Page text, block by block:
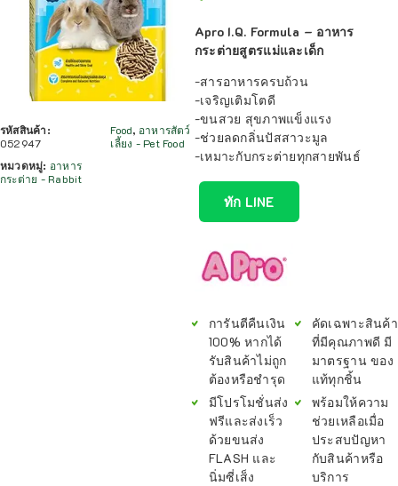
รหัสสินค้า:
052947
หมวดหมู่: อาหาร
กระต่าย - Rabbit
Food, อาหารสัตว์
เลี้ยง - Pet Food
Apro I.Q. Formula – อาหาร
กระต่ายสูตรแม่และเด็ก
-สารอาหารครบถ้วน
-เจริญเติมโตดี
-ขนสวย สุขภาพแข็งแรง
-ช่วยลดกลิ่นปัสสาวะมูล
-เหมาะกับกระต่ายทุกสายพันธ์
ทัก LINE
การันตีคืนเงิน
100% หากได้
รับสินค้าไม่ถูก
ต้องหรือชำรุด
มีโปรโมชั่นส่ง
ฟรีและส่งเร็ว
ด้วยขนส่ง
FLASH และ
นิ่มซี่เส็ง
คัดเฉพาะสินค้า
ที่มีคุณภาพดี มี
มาตรฐาน ของ
แท้ทุกชิ้น
พร้อมให้ความ
ช่วยเหลือเมื่อ
ประสบปัญหา
กับสินค้าหรือ
บริการ